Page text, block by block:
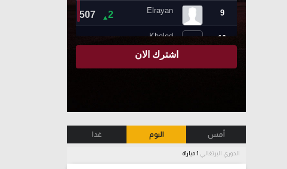
أمس اليوم غدا
الدوري البرتغالي